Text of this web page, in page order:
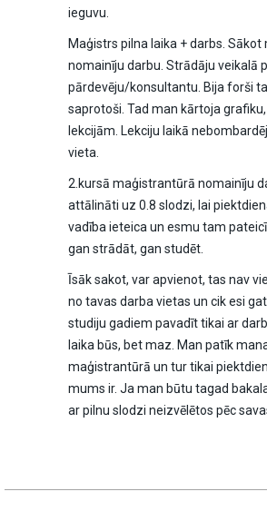
ieguvu.
Maģistrs pilna laika + darbs.
nomainīju darbu. Strādāju veikalā
pārdevēju/konsultantu. Bija forši
saprotoši. Tad man kārtoja
lekcijām. Lekciju laikā
vieta.
2.kursā maģistrantūrā nomainīju
attālināti uz 0.8 slodzi, lai
vadība ieteica un esmu tam
gan strādāt, gan studēt.
Īsāk sakot, var apvienot, tas nav
no tavas darba vietas un cik esi
studiju gadiem pavadīt tikai ar
laika būs, bet maz. Man patīk
maģistrantūrā un tur tikai
mums ir. Ja man būtu tagad
ar pilnu slodzi neizvēlētos pēc